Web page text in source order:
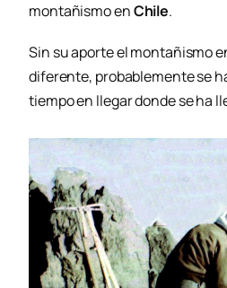
montañismo enChile.
Sin su aporte el montañismo
diferente, probablemente se
tiempo en llegar donde se ha